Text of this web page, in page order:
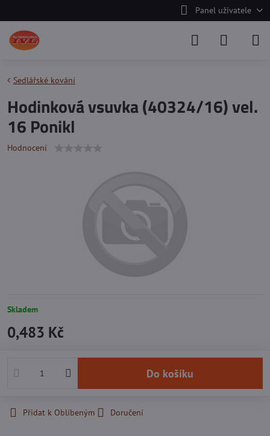
Panel uživatele
Sedlářské kování
Hodinková vsuvka (40324/16) vel.
16 Ponikl
Hodnocení
Skladem
0,483 Kč
Do košíku
Přidat k Oblíbeným Doručení